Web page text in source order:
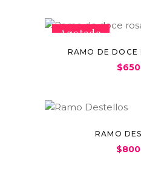
Agotado
RAMO DE DOCE
$
RAMO
$